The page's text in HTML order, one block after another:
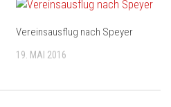
Vereinsausflug nach Speyer
19. MAI 2016